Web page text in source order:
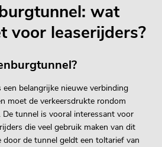
wat
voor leaserijders?
belangrijke nieuwe verbinding
moet de verkeersdrukte rondom
tunnel is vooral interessant voor
die veel gebruik maken van dit
door de tunnel geldt een toltarief van